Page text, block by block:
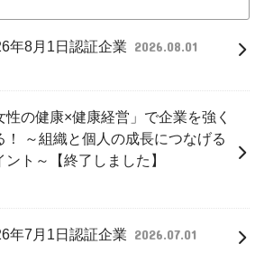
年8月1日認証企業 2026.08.01
性の健康×健康経営」で企業を強く
！ ～組織と個人の成長につなげる
ント～【終了しました】
年7月1日認証企業 2026.07.01